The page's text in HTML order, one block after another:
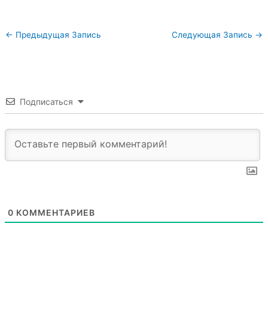
← Предыдущая Запись Следующая Запись →
Подписаться
0 КОММЕНТАРИЕВ